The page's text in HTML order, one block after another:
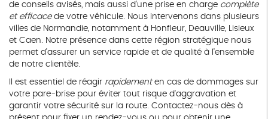
de conseils avisés, mais aussi d'une prise en charge complète
et efficacede votre véhicule. Nous intervenons dans plusieurs
villes de Normandie, notamment à Honfleur, Deauville, Lisieux
et Caen. Notre présence dans cette région stratégique nous
permet d'assurer un service rapide et de qualité à l'ensemble
de notre clientèle.
Il est essentiel de réagir rapidementen cas de dommages sur
votre pare-brise pour éviter tout risque d'aggravation et
garantir votre sécurité sur la route. Contactez-nous dès à